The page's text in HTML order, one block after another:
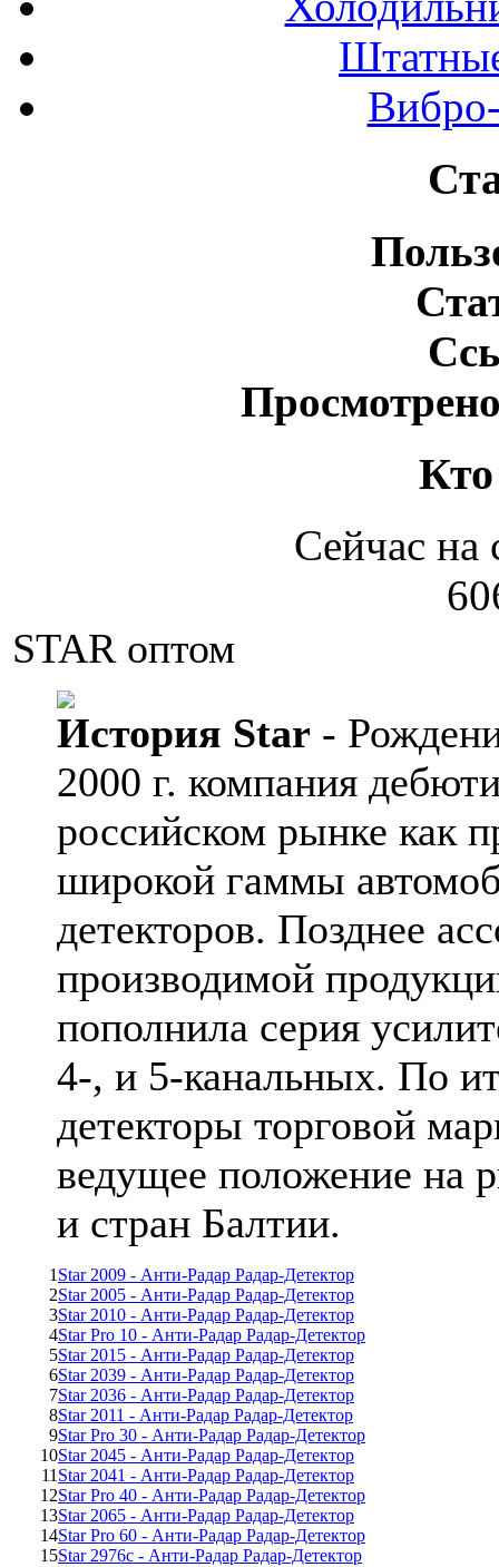
Кто
Сейчас на
STAR оптом
История Star -
2000 г. компания
российском рынке как
широкой гаммы
детекторов. Позднее
производимой
пополнила серия
4-, и 5-канальных. По
детекторы торговой
ведущее положение на
и стран Балтии.
1 Star 2009 - Анти-Радар Радар-Детектор
2Star 2005 - Анти-Радар Радар-Детектор
3Star 2010 - Анти-Радар Радар-Детектор
4Star Pro 10 - Анти-Радар Радар-Детектор
5Star 2015 - Анти-Радар Радар-Детектор
6Star 2039 - Анти-Радар Радар-Детектор
7Star 2036 - Анти-Радар Радар-Детектор
8Star 2011 - Анти-Радар Радар-Детектор
9Star Pro 30 - Анти-Радар Радар-Детектор
10Star 2045 - Анти-Радар Радар-Детектор
11 Star 2041 - Анти-Радар Радар-Детектор
12Star Pro 40 - Анти-Радар Радар-Детектор
13Star 2065 - Анти-Радар Радар-Детектор
14Star Pro 60 - Анти-Радар Радар-Детектор
15Star 2976c - Анти-Радар Радар-Детектор